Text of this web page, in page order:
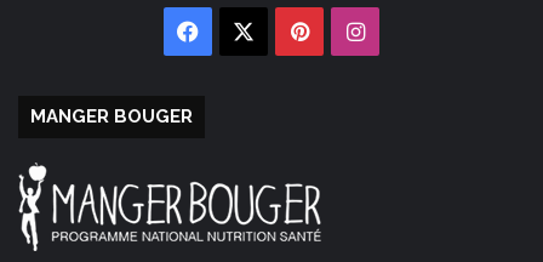
Facebook PinterestInstagram
MANGER BOUGER